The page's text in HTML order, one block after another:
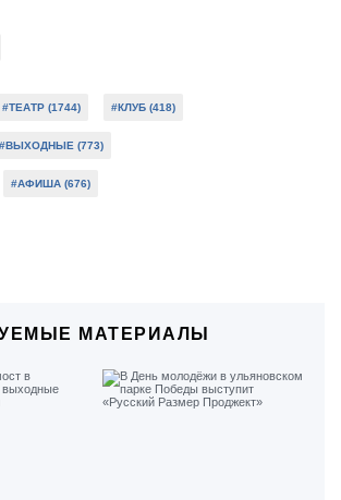
#ТЕАТР (1744) #КЛУБ (418)
#ВЫХОДНЫЕ (773)
#АФИША (676)
МАТЕРИАЛЫ